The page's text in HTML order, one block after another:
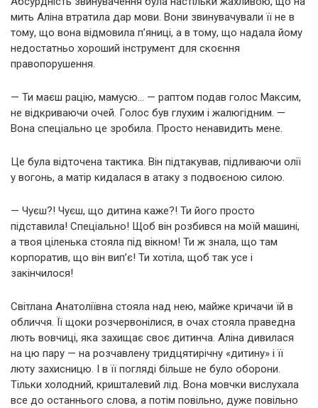
мить Аліна втратила дар мови. Вони звинувачували її не в
тому, що вона відмовила п’яниці, а в тому, що надала йому
недостатньо хороший інструмент для скоєння
правопорушення.
— Ти маєш рацію, мамусю… — раптом подав голос Максим,
не відкриваючи очей. Голос був глухим і жалюгідним. —
Вона спеціально це зробила. Просто ненавидить мене.
Це була відточена тактика. Він підтакував, підливаючи олії
у вогонь, а матір кидалася в атаку з подвоєною силою.
— Чуєш?! Чуєш, що дитина каже?! Ти його просто
підставила! Спеціально! Щоб він розбився на моїй машині,
а твоя ціленька стояла під вікном! Ти ж знала, що там
корпоратив, що він вип’є! Ти хотіла, щоб так усе і
закінчилося!
Світлана Анатоліївна стояла над нею, майже кричачи їй в
обличчя. Її щоки розчервонілися, в очах стояла праведна
лють вовчиці, яка захищає своє дитинча. Аліна дивилася
на цю пару — на розчавлену тридцятирічну «дитину» і її
люту захисницю. І в її погляді більше не було оборони.
Тільки холодний, кришталевий лід. Вона мовчки вислухала
все до останнього слова, а потім повільно, дуже повільно